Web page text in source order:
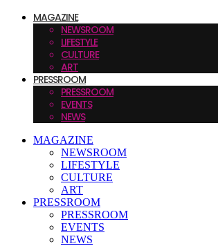
MAGAZINE
NEWSROOM
LIFESTYLE
CULTURE
ART
PRESSROOM
PRESSROOM
EVENTS
NEWS
MAGAZINE
NEWSROOM
LIFESTYLE
CULTURE
ART
PRESSROOM
PRESSROOM
EVENTS
NEWS